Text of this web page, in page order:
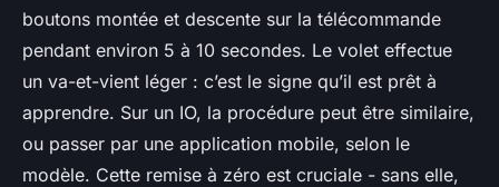
boutons montée et descente sur la télécommande
pendant environ 5 à 10 secondes. Le volet effectue
un va-et-vient léger : c’est le signe qu’il est prêt à
apprendre. Sur un IO, la procédure peut être similaire,
ou passer par une application mobile, selon le
modèle. Cette remise à zéro est cruciale - sans elle,